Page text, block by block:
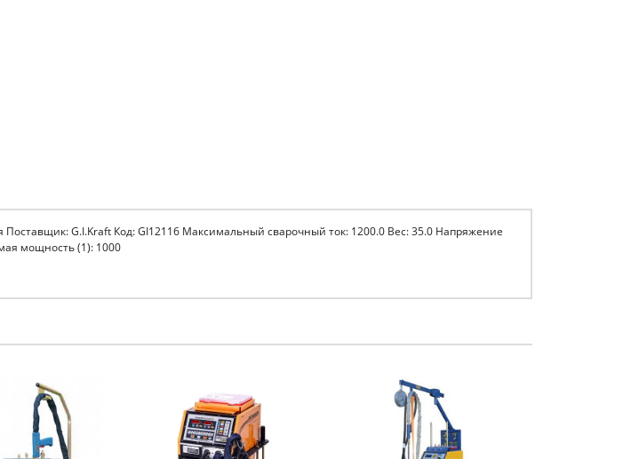
G.I.Kraft Код: GI12116 Максимальный сварочный ток: 1200.0 Вес: 35.0 Напряжение
мощность (1): 1000